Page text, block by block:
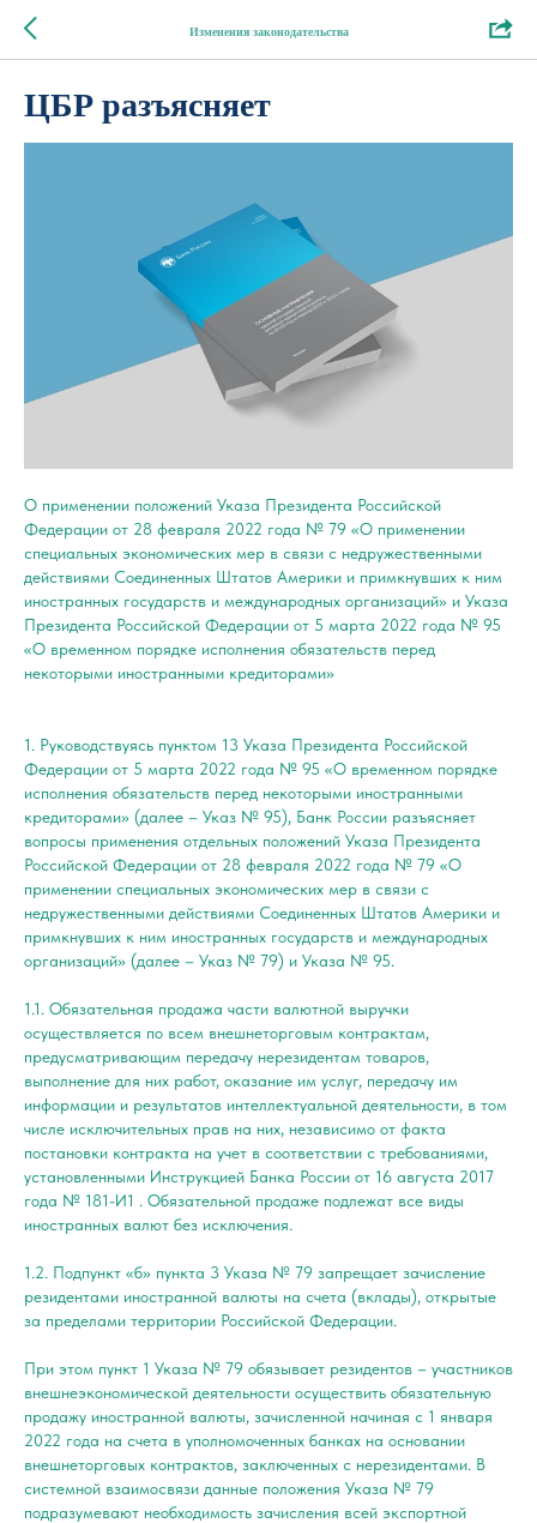
Изменения законодательства
ЦБР разъясняет
О применении положений Указа Президента Российской
Федерации от 28 февраля 2022 года № 79 «О применении
специальных экономических мер в связи с недружественными
действиями Соединенных Штатов Америки и примкнувших к ним
иностранных государств и международных организаций» и Указа
Президента Российской Федерации от 5 марта 2022 года № 95
«О временном порядке исполнения обязательств перед
некоторыми иностранными кредиторами»
1. Руководствуясь пунктом 13 Указа Президента Российской
Федерации от 5 марта 2022 года № 95 «О временном порядке
исполнения обязательств перед некоторыми иностранными
кредиторами» (далее – Указ № 95), Банк России разъясняет
вопросы применения отдельных положений Указа Президента
Российской Федерации от 28 февраля 2022 года № 79 «О
применении специальных экономических мер в связи с
недружественными действиями Соединенных Штатов Америки и
примкнувших к ним иностранных государств и международных
организаций» (далее – Указ № 79) и Указа № 95.
1.1. Обязательная продажа части валютной выручки
осуществляется по всем внешнеторговым контрактам,
предусматривающим передачу нерезидентам товаров,
выполнение для них работ, оказание им услуг, передачу им
информации и результатов интеллектуальной деятельности, в том
числе исключительных прав на них, независимо от факта
постановки контракта на учет в соответствии с требованиями,
установленными Инструкцией Банка России от 16 августа 2017
года № 181-И1 . Обязательной продаже подлежат все виды
иностранных валют без исключения.
1.2. Подпункт «б» пункта 3 Указа № 79 запрещает зачисление
резидентами иностранной валюты на счета (вклады), открытые
за пределами территории Российской Федерации.
При этом пункт 1 Указа № 79 обязывает резидентов – участников
внешнеэкономической деятельности осуществить обязательную
продажу иностранной валюты, зачисленной начиная с 1 января
2022 года на счета в уполномоченных банках на основании
внешнеторговых контрактов, заключенных с нерезидентами. В
системной взаимосвязи данные положения Указа № 79
подразумевают необходимость зачисления всей экспортной